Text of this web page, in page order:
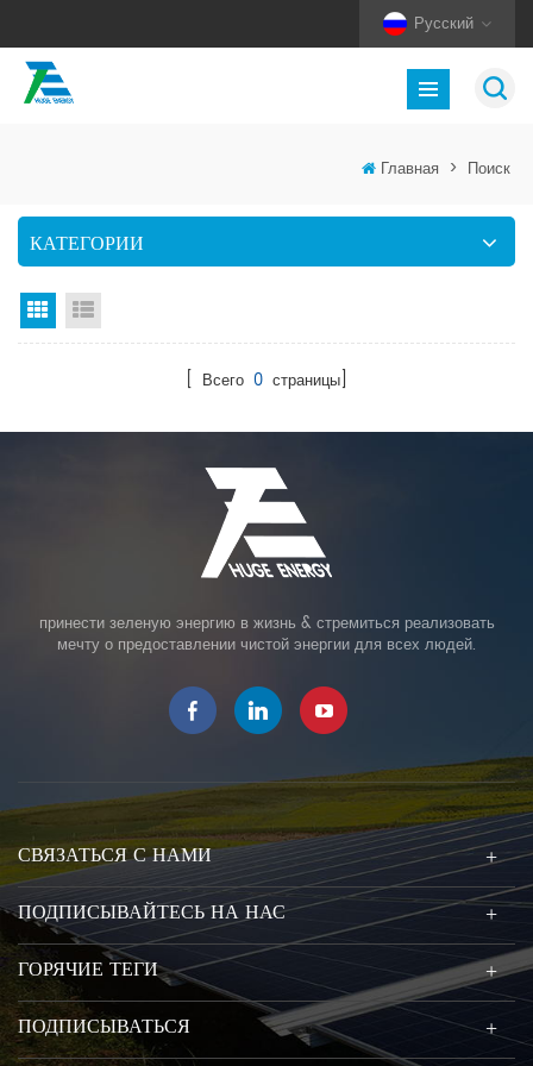
Русский
Главная > Поиск
КАТЕГОРИИ
Вид сетки
[ Всего 0 страницы]
принести зеленую энергию в жизнь & стремиться реализовать
мечту о предоставлении чистой энергии для всех людей.
СВЯЗАТЬСЯ С НАМИ
ПОДПИСЫВАЙТЕСЬ НА НАС
ГОРЯЧИЕ ТЕГИ
ПОДПИСЫВАТЬСЯ